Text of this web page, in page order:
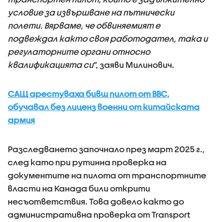
условие за извършване на пътнически
полети. Вярваме, че обвиняемият е
подвеждал както своя работодател, така и
регулаторните органи относно
квалификацията си“, заяви Милинович.
САЩ арестуваха бивш пилот от ВВС,
обучавал без лиценз военни от китайската
армия
Разследването започнало през март 2025 г.,
след като при рутинна проверка на
документите на пилота от транспортните
власти на Канада били открити
несъответствия. Това довело както до
административна проверка от Transport